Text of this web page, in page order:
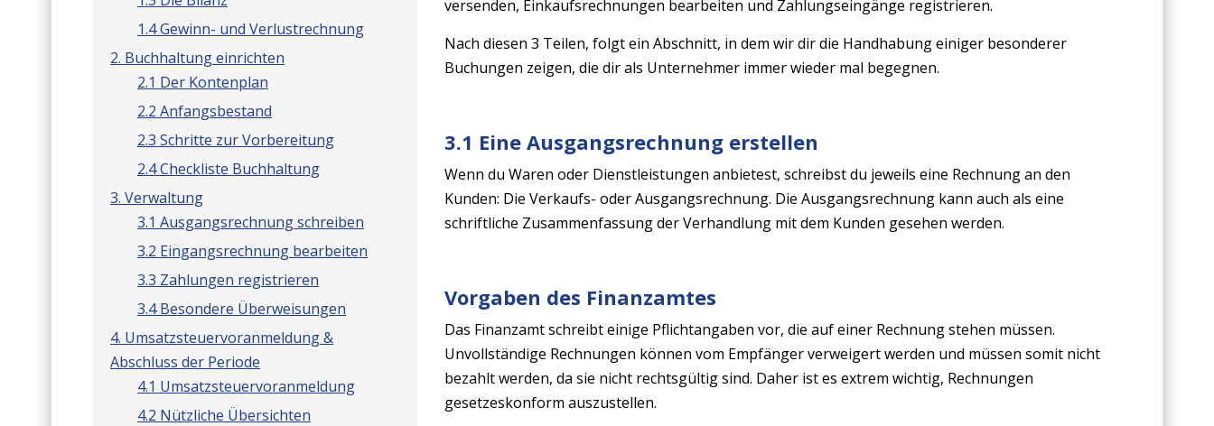
1.4 Gewinn- und Verlustrechnung
2. Buchhaltung einrichten
2.1 Der Kontenplan
2.2 Anfangsbestand
2.3 Schritte zur Vorbereitung
2.4 Checkliste Buchhaltung
3. Verwaltung
3.1 Ausgangsrechnung schreiben
3.2 Eingangsrechnung bearbeiten
3.3 Zahlungen registrieren
3.4 Besondere Überweisungen
4. Umsatzsteuervoranmeldung &
Abschluss der Periode
4.1 Umsatzsteuervoranmeldung
4.2 Nützliche Übersichten
versenden, Einkaufsrechnungen bearbeiten und Zahlungseingänge registrieren.
Nach diesen 3 Teilen, folgt ein Abschnitt, in dem wir dir die Handhabung einiger besonderer
Buchungen zeigen, die dir als Unternehmer immer wieder mal begegnen.
3.1 Eine Ausgangsrechnung erstellen
Wenn du Waren oder Dienstleistungen anbietest, schreibst du jeweils eine Rechnung an den
Kunden: Die Verkaufs- oder Ausgangsrechnung. Die Ausgangsrechnung kann auch als eine
schriftliche Zusammenfassung der Verhandlung mit dem Kunden gesehen werden.
Vorgaben des Finanzamtes
Das Finanzamt schreibt einige Pflichtangaben vor, die auf einer Rechnung stehen müssen.
Unvollständige Rechnungen können vom Empfänger verweigert werden und müssen somit nicht
bezahlt werden, da sie nicht rechtsgültig sind. Daher ist es extrem wichtig, Rechnungen
gesetzeskonform auszustellen.